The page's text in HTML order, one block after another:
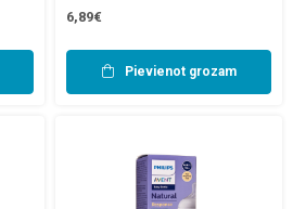
6,89€
Pievienot grozam